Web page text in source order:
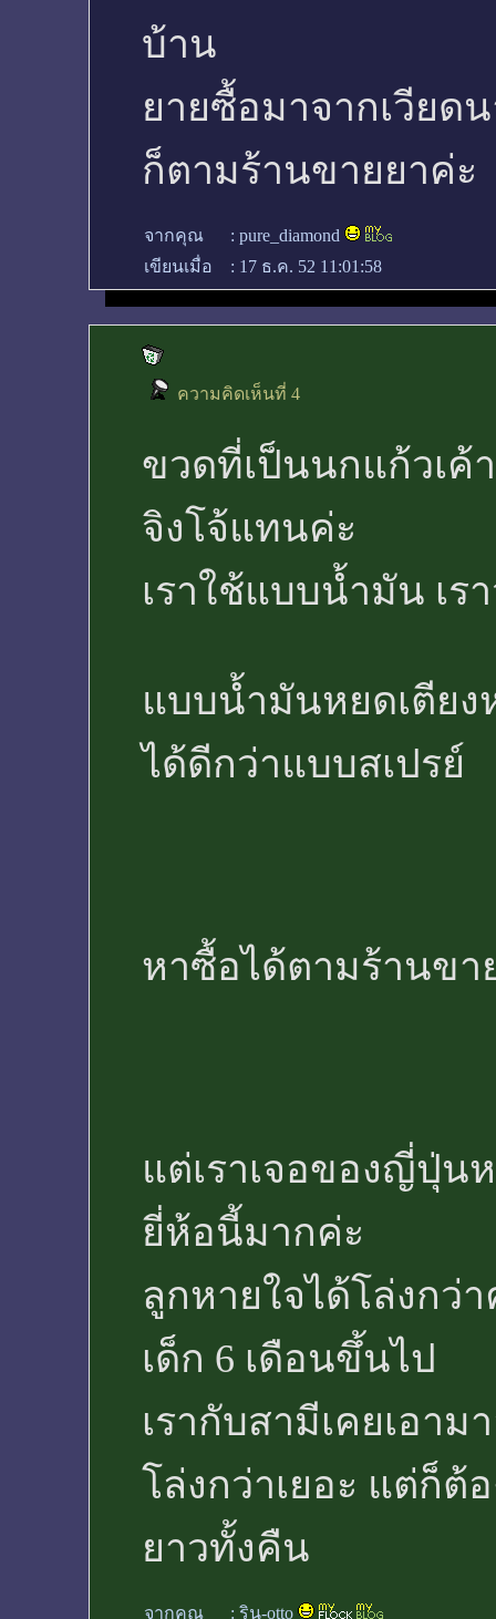
บ้าน
ยายซื้อมาจากเวียด
ก็ตามร้านขายยาค่ะ
จากคุณ : pure_diamond
เขียนเมื่อ
: 17 ธ.ค. 52 11:01:58
ความคิดเห็นที่ 4
ขวดที่เป็นนกแก้วเค้
จิงโจ้แทนค่ะ
เราใช้แบบน้ำมัน เร
แบบน้ำมันหยดเตียง
ได้ดีกว่าแบบสเปรย์
หาซื้อได้ตามร้านข
แต่เราเจอของญี่ปุ่น
ยี่ห้อนี้มากค่ะ
ลูกหายใจได้โล่งกว่
เด็ก 6 เดือนขึ้นไป
เรากับสามีเคยเอา
โล่งกว่าเยอะ แต่ก็ต้
ยาวทั้งคืน
จากคุณ : ริน-otto